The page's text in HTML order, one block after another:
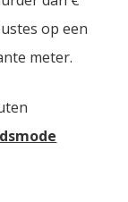
op een
meter.